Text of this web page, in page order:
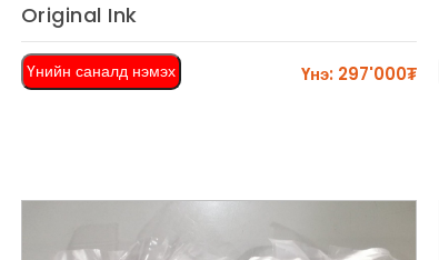
Original Ink
Үнийн саналд нэмэх Үнэ: 297'000₮